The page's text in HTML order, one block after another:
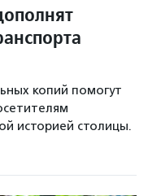
копий помогут
историей столицы.